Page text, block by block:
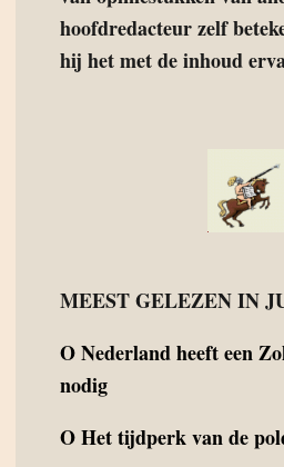
hoofdredacteur zelf
hij het met de inhoud
MEEST GELEZEN IN
ONederland heeft een
nodig
OHet tijdperk van de